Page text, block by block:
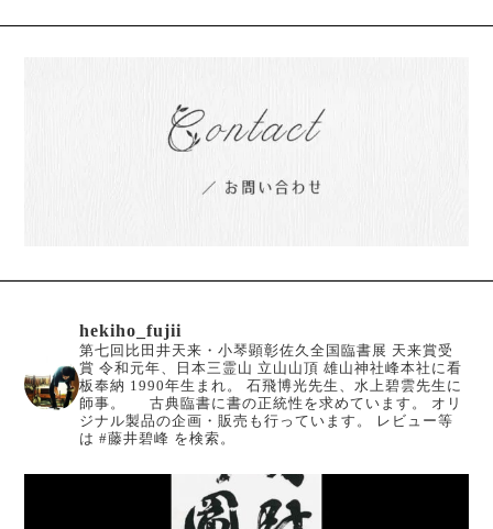
hekiho_fujii
第七回比田井天来・小琴顕彰佐久全国臨書展 天来賞受
賞 令和元年、日本三霊山 立山山頂 雄山神社峰本社に看
板奉納 1990年生まれ。
石飛博光先生、水上碧雲先生に
師事。
古典臨書に書の正統性を求めています。
オリ
ジナル製品の企画・販売も行っています。
レビュー等
は #藤井碧峰 を検索。